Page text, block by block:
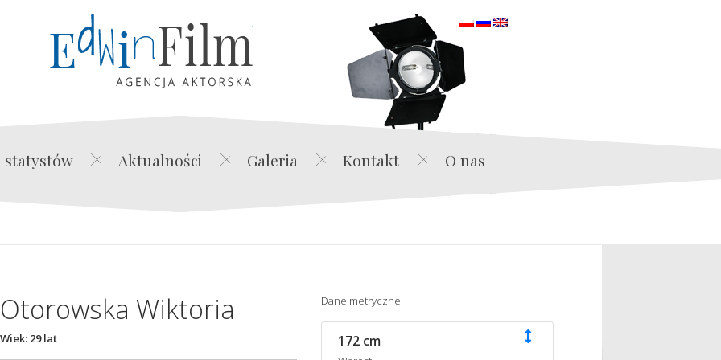
Edwin Film Agencja Aktorska
statystów Aktualności Galeria Kontakt O nas
Otorowska Wiktoria
Wiek: 29 lat
Dane metryczne
172 cm